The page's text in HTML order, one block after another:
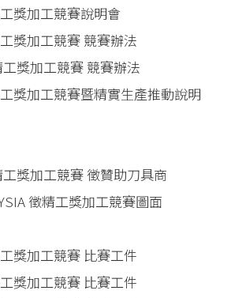
獎加工競賽說明會
獎加工競賽 競賽辦法
工獎加工競賽 競賽辦法
獎加工競賽暨精實生產推動說明
工獎加工競賽 徵贊助刀具商
徵精工獎加工競賽圖面
獎加工競賽 比賽工件
獎加工競賽 比賽工件